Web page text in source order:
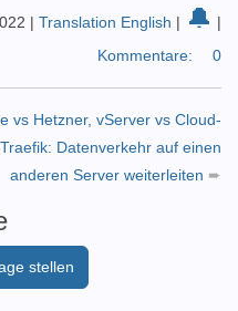
| Translation English | 🔔 |
Kommentare:
0
vs Hetzner, vServer vs Cloud-
Traefik: Datenverkehr auf einen
anderen Server weiterleiten ➨
stellen